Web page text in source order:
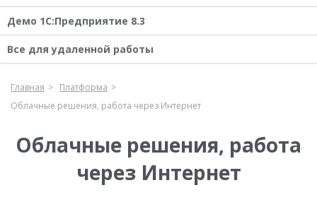
Демо 1С:Предприятие 8.3
Все для удаленной работы
Главная
Платформа
Облачные решения, работа через Интернет
Облачные решения, работа
через Интернет